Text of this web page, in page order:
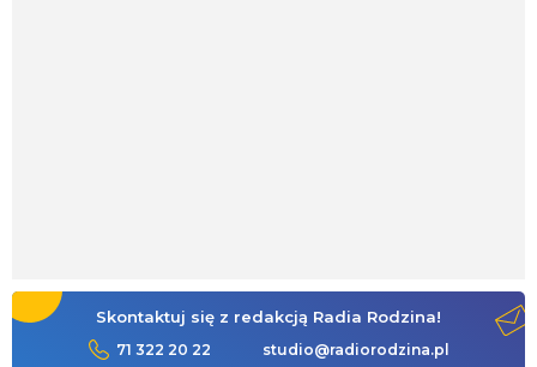
Skontaktuj się z redakcją Radia Rodzina!
71 322 20 22 studio@radiorodzina.pl